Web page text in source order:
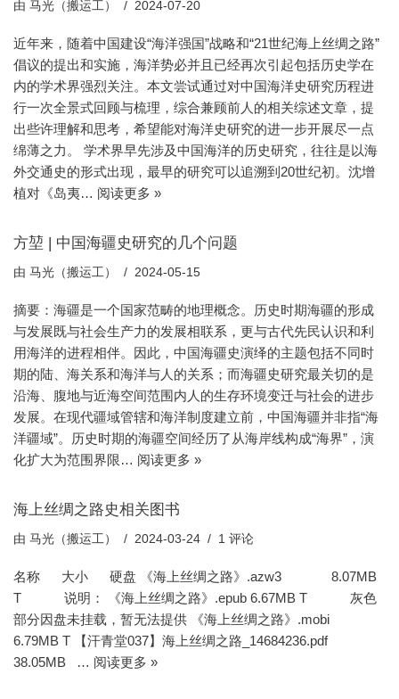
由 马光（搬运工） 2024-07-20
近年来，随着中国建设“海洋强国”战略和“21世纪海上丝绸之路”
倡议的提出和实施，海洋势必并且已经再次引起包括历史学在
内的学术界强烈关注。本文尝试通过对中国海洋史研究历程进
行一次全景式回顾与梳理，综合兼顾前人的相关综述文章，提
出些许理解和思考，希望能对海洋史研究的进一步开展尽一点
绵薄之力。 学术界早先涉及中国海洋的历史研究，往往是以海
外交通史的形式出现，最早的研究可以追溯到20世纪初。沈增
植对《岛夷… 阅读更多 »
方堃 | 中国海疆史研究的几个问题
由 马光（搬运工） 2024-05-15
摘要：海疆是一个国家范畴的地理概念。历史时期海疆的形成
与发展既与社会生产力的发展相联系，更与古代先民认识和利
用海洋的进程相伴。因此，中国海疆史演绎的主题包括不同时
期的陆、海关系和海洋与人的关系；而海疆史研究最关切的是
沿海、腹地与近海空间范围内人的生存环境变迁与社会的进步
发展。在现代疆域管辖和海洋制度建立前，中国海疆并非指“海
洋疆域”。历史时期的海疆空间经历了从海岸线构成“海界”，演
化扩大为范围界限… 阅读更多 »
海上丝绸之路史相关图书
由 马光（搬运工） 2024-03-24 1 评论
名称 大小 硬盘 《海上丝绸之路》.azw3 8.07MB
T 说明： 《海上丝绸之路》.epub 6.67MB T 灰色
部分因盘未挂载，暂无法提供 《海上丝绸之路》.mobi
6.79MB T 【汗青堂037】海上丝绸之路_14684236.pdf
38.05MB … 阅读更多 »